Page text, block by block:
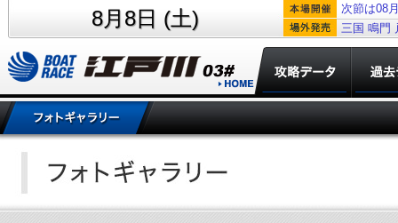
8月8日 (土)
次節は08
三国 鳴門